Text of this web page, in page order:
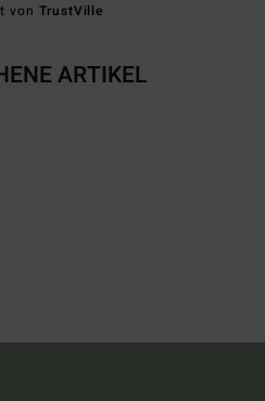
von TrustVille
ARTIKEL